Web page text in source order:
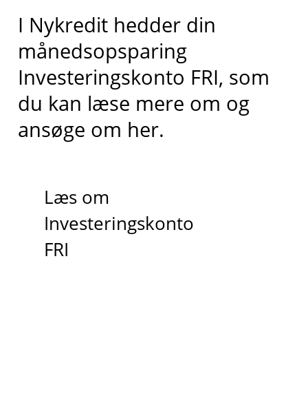
I Nykredit hedder din
månedsopsparing
Investeringskonto FRI, som
du kan læse mere om og
ansøge om her.
Læs om
Investeringskonto
FRI